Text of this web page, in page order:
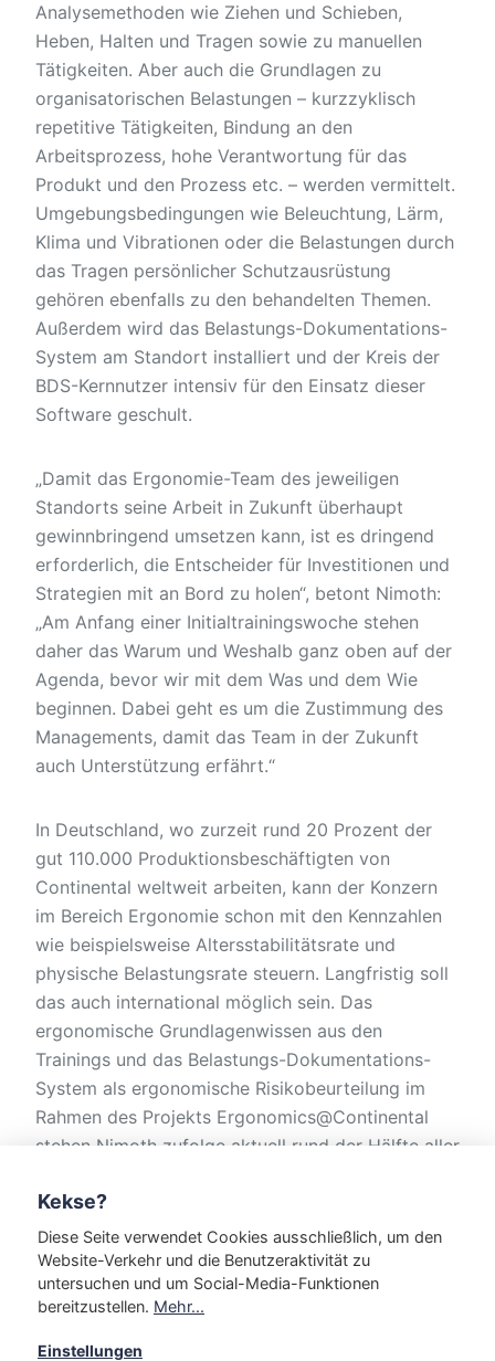
Analysemethoden wie Ziehen und Schieben,
Heben, Halten und Tragen sowie zu manuellen
Tätigkeiten. Aber auch die Grundlagen zu
organisatorischen Belastungen – kurzzyklisch
repetitive Tätigkeiten, Bindung an den
Arbeitsprozess, hohe Verantwortung für das
Produkt und den Prozess etc. – werden vermittelt.
Umgebungsbedingungen wie Beleuchtung, Lärm,
Klima und Vibrationen oder die Belastungen durch
das Tragen persönlicher Schutzausrüstung
gehören ebenfalls zu den behandelten Themen.
Außerdem wird das Belastungs-Dokumentations-
System am Standort installiert und der Kreis der
BDS-Kernnutzer intensiv für den Einsatz dieser
Software geschult.
„Damit das Ergonomie-Team des jeweiligen
Standorts seine Arbeit in Zukunft überhaupt
gewinnbringend umsetzen kann, ist es dringend
erforderlich, die Entscheider für Investitionen und
Strategien mit an Bord zu holen“, betont Nimoth:
„Am Anfang einer Initialtrainingswoche stehen
daher das Warum und Weshalb ganz oben auf der
Agenda, bevor wir mit dem Was und dem Wie
beginnen. Dabei geht es um die Zustimmung des
Managements, damit das Team in der Zukunft
auch Unterstützung erfährt.“
In Deutschland, wo zurzeit rund 20 Prozent der
gut 110.000 Produktionsbeschäftigten von
Continental weltweit arbeiten, kann der Konzern
im Bereich Ergonomie schon mit den Kennzahlen
wie beispielsweise Altersstabilitätsrate und
physische Belastungsrate steuern. Langfristig soll
das auch international möglich sein. Das
ergonomische Grundlagenwissen aus den
Trainings und das Belastungs-Dokumentations-
System als ergonomische Risikobeurteilung im
Rahmen des Projekts Ergonomics@Continental
stehen Nimoth zufolge aktuell rund der Hälfte aller
Verfügung. Das große Ziel ist jedoch ganz klar:
100 Prozent Rollout, 100 Prozent Ergonomie
weltweit.
Tag:
Kekse?
Diese Seite verwendet Cookies ausschließlich, um den
Website-Verkehr und die Benutzeraktivität zu
untersuchen und um Social-Media-Funktionen
bereitzustellen. Mehr...
Einstellungen